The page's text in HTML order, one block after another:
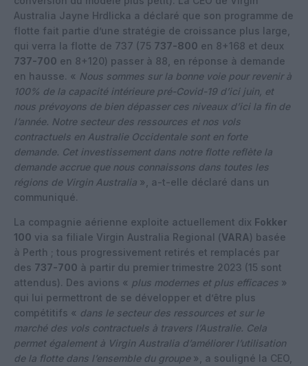
Australia Jayne Hrdlicka a déclaré que son programme de
flotte fait partie d’une stratégie de croissance plus large,
qui verra la flotte de 737 (75 737-800 en 8+168 et deux
737-700 en 8+120) passer à 88, en réponse à demande
en hausse. « Nous sommes sur la bonne voie pour revenir à
100% de la capacité intérieure pré-Covid-19 d’ici juin, et
nous prévoyons de bien dépasser ces niveaux d’ici la fin de
l’année. Notre secteur des ressources et nos vols
contractuels en Australie Occidentale sont en forte
demande. Cet investissement dans notre flotte reflète la
demande accrue que nous connaissons dans toutes les
régions de Virgin Australia », a-t-elle déclaré dans un
communiqué.
La compagnie aérienne exploite actuellement dix Fokker
100 via sa filiale Virgin Australia Regional (VARA) basée
à Perth ; tous progressivement retirés et remplacés par
des 737-700 à partir du premier trimestre 2023 (15 sont
attendus). Des avions « plus modernes et plus efficaces »
qui lui permettront de se développer et d’être plus
compétitifs « dans le secteur des ressources et sur le
marché des vols contractuels à travers l’Australie. Cela
permet également à Virgin Australia d’améliorer l’utilisation
de la flotte dans l’ensemble du groupe », a souligné la CEO,